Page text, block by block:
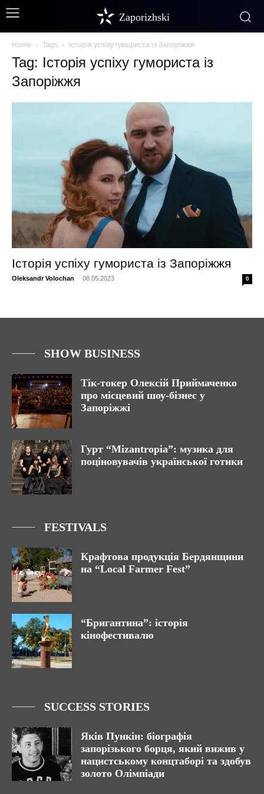
Zaporizhski
Home Tags Історія успіху гумориста із Запоріжжя
Tag: Історія успіху гумориста із
Запоріжжя
Історія успіху гумориста із Запоріжжя
Oleksandr Volochan - 08.05.2023 0
SHOW BUSINESS
Тік-токер Олексій Приймаченко
про місцевий шоу-бізнес у
Запоріжжі
Гурт “Mizantropia”: музика для
поціновувачів української готики
FESTIVALS
Крафтова продукція Бердянщини
на “Local Farmer Fest”
“Бригантина”: історія
кінофестивалю
SUCCESS STORIES
Яків Пункін: біографія
запорізького борця, який вижив у
нацистському концтаборі та здобув
золото Олімпіади